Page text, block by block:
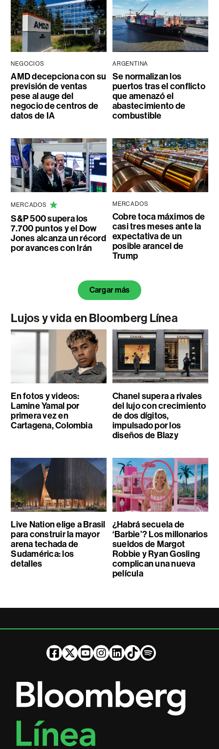
NEGOCIOS
AMD decepciona con su
previsión de ventas
pese al auge del
negocio de centros de
datos de IA
ARGENTINA
Se normalizan los
puertos tras el conflicto
que amenazó el
abastecimiento de
combustible
MERCADOS
S&P 500 supera los
7.700 puntos y el Dow
Jones alcanza un récord
por avances con Irán
MERCADOS
Cobre toca máximos de
casi tres meses ante la
expectativa de un
posible arancel de
Trump
Cargar más
Lujos y vida en Bloomberg Línea
En fotos y videos:
Lamine Yamal por
primera vez en
Cartagena, Colombia
Chanel supera a rivales
del lujo con crecimiento
de dos dígitos,
impulsado por los
diseños de Blazy
Live Nation elige a Brasil
para construir la mayor
arena techada de
Sudamérica: los
detalles
¿Habrá secuela de
‘Barbie’? Los millonarios
sueldos de Margot
Robbie y Ryan Gosling
complican una nueva
película